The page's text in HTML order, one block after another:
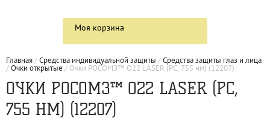
Моя корзина
Главная / Средства индивидуальной защиты / Средства защиты глаз и лица
/ Очки открытые / Очки РОСОМЗ™ О22 LASER (PC, 755 нм) (12207)
ОЧКИ РОСОМЗ™ О22 LASER (PC,
755 НМ) (12207)